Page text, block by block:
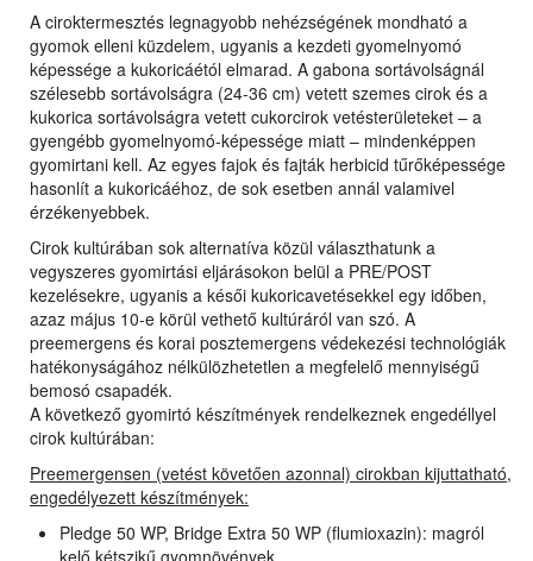
A ciroktermesztés legnagyobb nehézségének mondható a
gyomok elleni küzdelem, ugyanis a kezdeti gyomelnyomó
képessége a kukoricáétól elmarad. A gabona sortávolságnál
szélesebb sortávolságra (24-36 cm) vetett szemes cirok és a
kukorica sortávolságra vetett cukorcirok vetésterületeket – a
gyengébb gyomelnyomó-képessége miatt – mindenképpen
gyomirtani kell. Az egyes fajok és fajták herbicid tűrőképessége
hasonlít a kukoricáéhoz, de sok esetben annál valamivel
érzékenyebbek.
Cirok kultúrában sok alternatíva közül választhatunk a
vegyszeres gyomirtási eljárásokon belül a PRE/POST
kezelésekre, ugyanis a késői kukoricavetésekkel egy időben,
azaz május 10-e körül vethető kultúráról van szó. A
preemergens és korai posztemergens védekezési technológiák
hatékonyságához nélkülözhetetlen a megfelelő mennyiségű
bemosó csapadék.
A következő gyomirtó készítmények rendelkeznek engedéllyel
cirok kultúrában:
Preemergensen (vetést követően azonnal) cirokban kijuttatható,
engedélyezett készítmények:
Pledge 50 WP, Bridge Extra 50 WP (flumioxazin): magról